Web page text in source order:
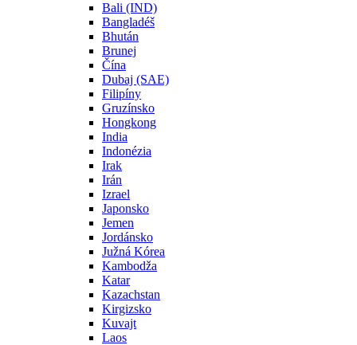
Bali (IND)
Bangladéš
Bhután
Brunej
Čína
Dubaj (SAE)
Filipíny
Gruzínsko
Hongkong
India
Indonézia
Irak
Irán
Izrael
Japonsko
Jemen
Jordánsko
Južná Kórea
Kambodža
Katar
Kazachstan
Kirgizsko
Kuvajt
Laos